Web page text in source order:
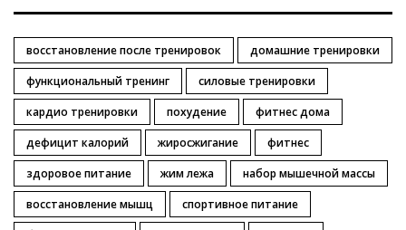
восстановление после тренировок
домашние тренировки
функциональный тренинг
силовые тренировки
кардио тренировки
похудение
фитнес дома
дефицит калорий
жиросжигание
фитнес
здоровое питание
жим лежа
набор мышечной массы
восстановление мышц
спортивное питание